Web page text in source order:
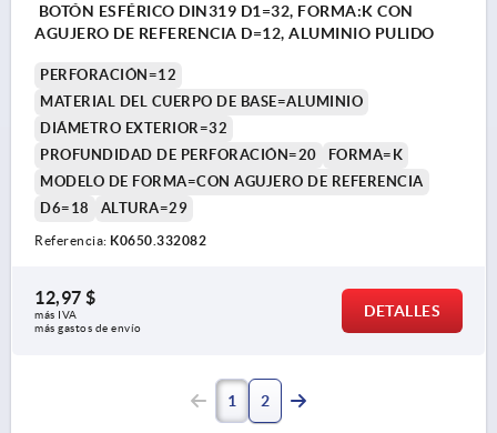
BOTÓN ESFÉRICO DIN319 D1=32, FORMA:K CON
AGUJERO DE REFERENCIA D=12, ALUMINIO PULIDO
PERFORACIÓN=12
MATERIAL DEL CUERPO DE BASE=ALUMINIO
DIÁMETRO EXTERIOR=32
PROFUNDIDAD DE PERFORACIÓN=20
FORMA=K
MODELO DE FORMA=CON AGUJERO DE REFERENCIA
D6=18
ALTURA=29
Referencia: K0650.332082
12,97 $
más IVA
más gastos de envío
DETALLES
1 2